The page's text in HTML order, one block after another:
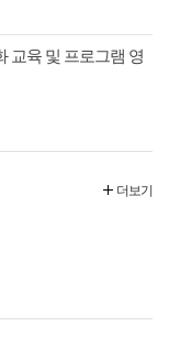
교육 및 프로그램 영
더보기